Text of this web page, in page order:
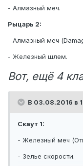
- Алмазный меч.
Рыцарь 2:
- Алмазный меч
- Железный шлем.
Вот, ещё 4
В 03.08.2016 в
Скаут 1:
- Железный меч
- Зелье скорости.